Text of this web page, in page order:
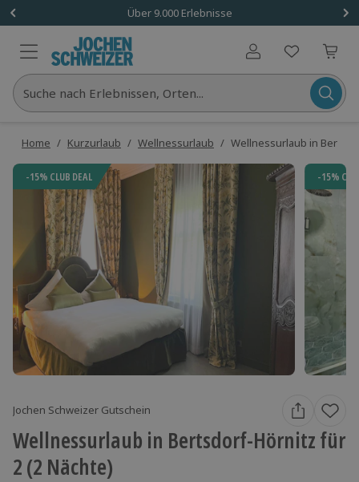
Über 9.000 Erlebnisse
Benutzerkonto
Suche nach Erlebnissen, Orten...
Home / Kurzurlaub / Wellnessurlaub / Wellnessurlaub in
-15% CLUB DEAL -15%
Jochen Schweizer Gutschein
Wellnessurlaub in Bertsdorf-Hörnitz für
2 (2 Nächte)